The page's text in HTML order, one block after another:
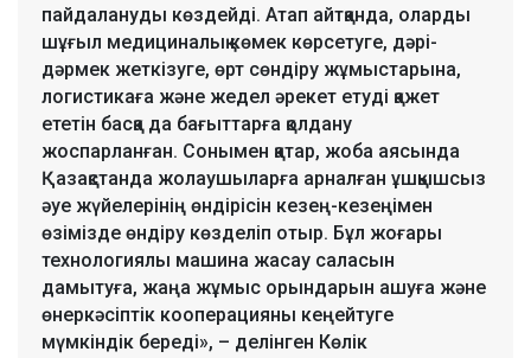
пайдалануды көздейді. Атап айтқанда, оларды
шұғыл медициналық көмек көрсетуге, дәрі-
дәрмек жеткізуге, өрт сөндіру жұмыстарына,
логистикаға және жедел әрекет етуді қажет
ететін басқа да бағыттарға қолдану
жоспарланған. Сонымен қатар, жоба аясында
Қазақстанда жолаушыларға арналған ұшқышсыз
әуе жүйелерінің өндірісін кезең-кезеңімен
өзімізде өндіру көзделіп отыр. Бұл жоғары
технологиялы машина жасау саласын
дамытуға, жаңа жұмыс орындарын ашуға және
өнеркәсіптік кооперацияны кеңейтуге
мүмкіндік береді», – делінген Көлік